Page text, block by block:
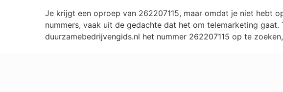
Je krijgt een oproep van 262207115, maar omdat je niet hebt
nummers, vaak uit de gedachte dat het om telemarketing
duurzamebedrijvengids.nl het nummer 262207115 op te